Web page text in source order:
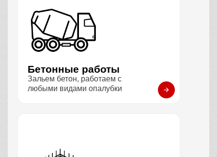
Бетонные работы
Зальем бетон, работаем с
любыми видами опалубки